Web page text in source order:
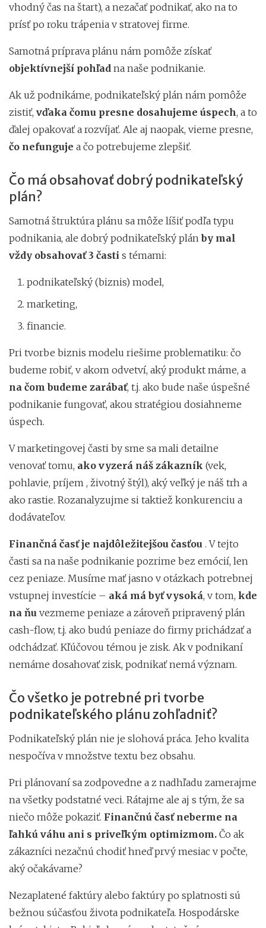
vhodný čas na štart), a nezačať podnikať, ako na to
prísť po roku trápenia v stratovej firme.
Samotná príprava plánu nám pomôže získať
objektívnejší pohľad na naše podnikanie.
Ak už podnikáme, podnikateľský plán nám pomôže
zistiť, vďaka čomu presne dosahujeme úspech, a to
ďalej opakovať a rozvíjať. Ale aj naopak, vieme presne,
čo nefunguje a čo potrebujeme zlepšiť.
Čo má obsahovať dobrý podnikateľský
plán?
Samotná štruktúra plánu sa môže líšiť podľa typu
podnikania, ale dobrý podnikateľský plánby mal
vždy obsahovať 3 časti s témami:
podnikateľský (biznis) model,
marketing,
financie.
Pri tvorbe biznis modelu riešime problematiku: čo
budeme robiť, v akom odvetví, aký produkt máme, a
na čom budeme zarábať, t.j. ako bude naše úspešné
podnikanie fungovať, akou stratégiou dosiahneme
úspech.
V marketingovej časti by sme sa mali detailne
venovať tomu, ako vyzerá náš zákazník (vek,
pohlavie, príjem , životný štýl), aký veľký je náš trh a
ako rastie. Rozanalyzujme si taktiež konkurenciu a
dodávateľov.
Finančná časť je najdôležitejšou časťou . V tejto
časti sa na naše podnikanie pozrime bez emócií, len
cez peniaze. Musíme mať jasno v otázkach potrebnej
vstupnej investície – aká má byť vysoká, v tom, kde
na ňu vezmeme peniaze a zároveň pripravený plán
cash-flow, t.j. ako budú peniaze do firmy prichádzať a
odchádzať. Kľúčovou témou je zisk. Ak v podnikaní
nemáme dosahovať zisk, podnikať nemá význam.
Čo všetko je potrebné pri tvorbe
podnikateľského plánu zohľadniť?
Podnikateľský plán nie je slohová práca. Jeho kvalita
nespočíva v množstve textu bez obsahu.
Pri plánovaní sa zodpovedne a z nadhľadu zamerajme
na všetky podstatné veci. Rátajme ale aj s tým, že sa
niečo môže pokaziť. Finančnú časť neberme na
ľahkú váhu ani s priveľkým optimizmom. Čo ak
zákazníci nezačnú chodiť hneď prvý mesiac v počte,
aký očakávame?
Nezaplatené faktúry alebo faktúry po splatnosti sú
bežnou súčasťou života podnikateľa. Hospodárske